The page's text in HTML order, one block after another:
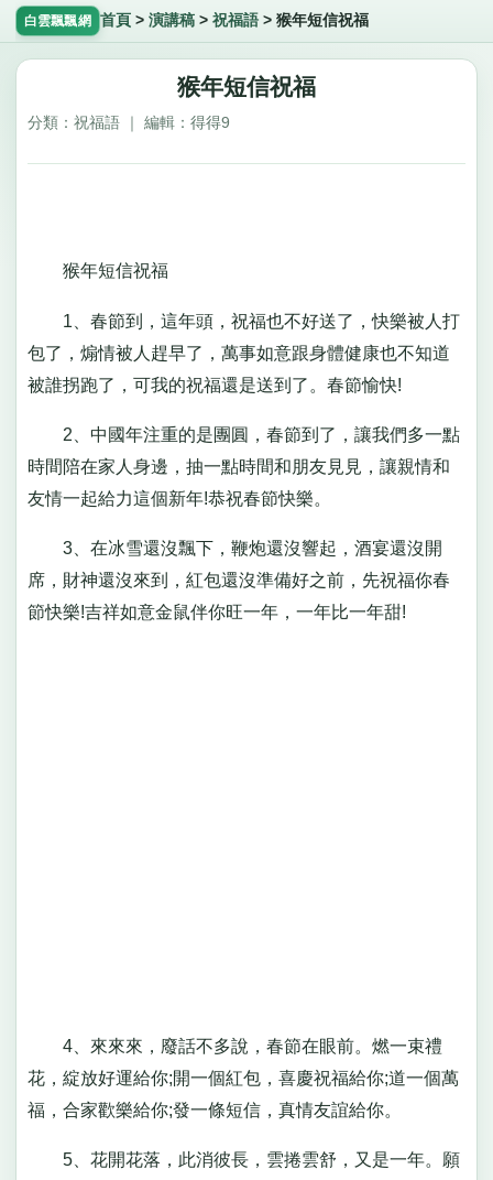
白雲飄飄網 首頁 > 演講稿> 祝福語> 猴年短信祝福
猴年短信祝福
分類：祝福語 ｜ 編輯：得得9
猴年短信祝福
1、春節到，這年頭，祝福也不好送了，快樂被人打
包了，煽情被人趕早了，萬事如意跟身體健康也不知道
被誰拐跑了，可我的祝福還是送到了。春節愉快!
2、中國年注重的是團圓，春節到了，讓我們多一點
時間陪在家人身邊，抽一點時間和朋友見見，讓親情和
友情一起給力這個新年!恭祝春節快樂。
3、在冰雪還沒飄下，鞭炮還沒響起，酒宴還沒開
席，財神還沒來到，紅包還沒準備好之前，先祝福你春
節快樂!吉祥如意金鼠伴你旺一年，一年比一年甜!
4、來來來，廢話不多說，春節在眼前。燃一束禮
花，綻放好運給你;開一個紅包，喜慶祝福給你;道一個萬
福，合家歡樂給你;發一條短信，真情友誼給你。
5、花開花落，此消彼長，雲捲雲舒，又是一年。願